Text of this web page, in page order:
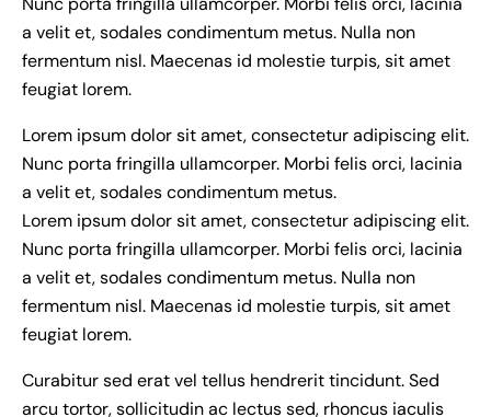
a velit et, sodales condimentum metus. Nulla non
fermentum nisl. Maecenas id molestie turpis, sit amet
feugiat lorem.
Lorem ipsum dolor sit amet, consectetur adipiscing elit.
Nunc porta fringilla ullamcorper. Morbi felis orci, lacinia
a velit et, sodales condimentum metus.
Lorem ipsum dolor sit amet, consectetur adipiscing elit.
Nunc porta fringilla ullamcorper. Morbi felis orci, lacinia
a velit et, sodales condimentum metus. Nulla non
fermentum nisl. Maecenas id molestie turpis, sit amet
feugiat lorem.
Curabitur sed erat vel tellus hendrerit tincidunt. Sed
arcu tortor, sollicitudin ac lectus sed, rhoncus iaculis